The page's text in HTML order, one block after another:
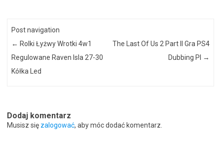
Post navigation
← Rolki Łyżwy Wrotki 4w1
Regulowane Raven Isla 27-30
Kółka Led
The Last Of Us 2 Part II Gra PS4
Dubbing Pl →
Dodaj komentarz
Musisz się zalogować, aby móc dodać komentarz.